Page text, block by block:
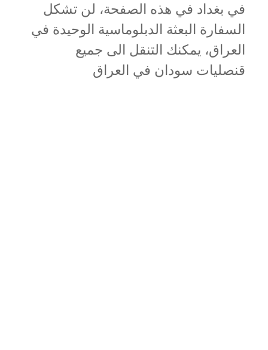
في بغداد في هذه الصفحة، لن تشكل
السفارة البعثة الدبلوماسية الوحيدة في
العراق، يمكنك التنقل الى جميع
قنصليات سودان في العراق